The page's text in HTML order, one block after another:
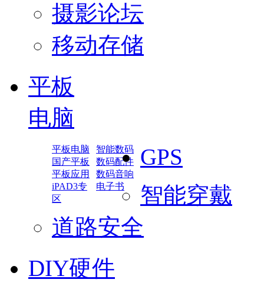
摄影论坛
移动存储
平板
电脑
平板电脑
智能数码
国产平板
数码配件
平板应用
数码音响
iPAD3专
区
电子书
GPS
智能穿戴
道路安全
DIY硬件